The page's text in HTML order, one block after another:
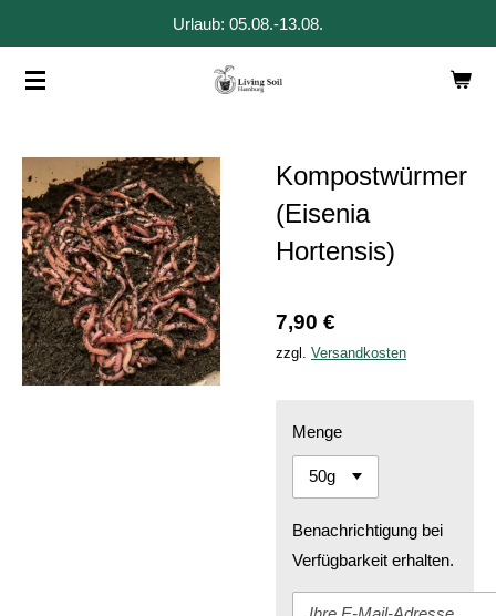
springen
Urlaub: 05.08.-13.08.
Kompostwürmer
(Eisenia
Hortensis)
7,90 €
zzgl. Versandkosten
Menge
Benachrichtigung bei
Verfügbarkeit erhalten.